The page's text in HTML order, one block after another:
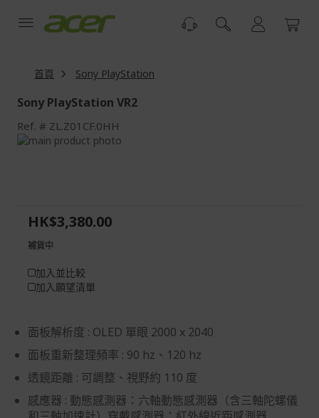
首頁
Sony PlayStation
Sony PlayStation VR2
Ref. ZL.Z01CF.0HH
Skip
images
gallery
the
images
gallery
面板解析度 : OLED 單眼 2000 x 2040
面板重新整理頻率 : 90 hz、120 hz
透鏡距離 : 可調整、視野約 110 度
感應器 : 動態感測器：六軸動態感測器（含三軸陀螺儀
HK$3,380.00
補貨中
加入並比較
加入願望清單